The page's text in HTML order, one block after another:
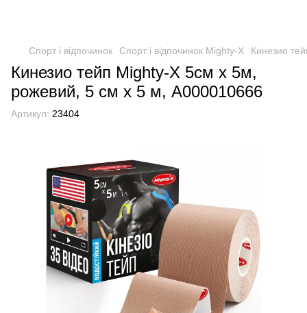
Спорт і відпочинок Спорт і відпочинок Mighty-X Кинезио
Кинезио тейп Mighty-X 5см х 5м,
рожевий, 5 см х 5 м, А000010666
Артикул: 23404